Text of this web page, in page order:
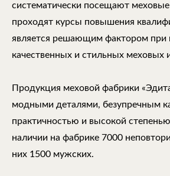
систематически посещают
проходят курсы повышения
является решающим фактором при
качественных и стильных меховых
Продукция меховой фабрики
модными деталями, безупречным
практичностью и высокой
наличии на фабрике 7000
них 1500 мужских.